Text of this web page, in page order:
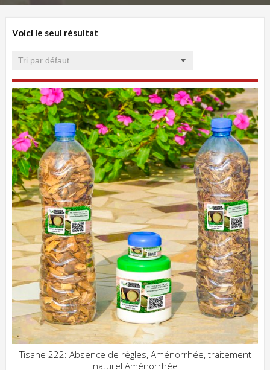
Voici le seul résultat
Tisane 222: Absence de règles, Aménorrhée, traitement
naturel Aménorrhée